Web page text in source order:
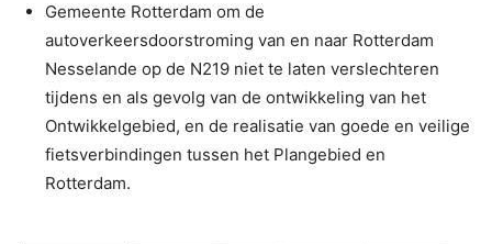
Gemeente Rotterdam om de
autoverkeersdoorstroming van en naar Rotterdam
Nesselande op de N219 niet te laten verslechteren
tijdens en als gevolg van de ontwikkeling van het
Ontwikkelgebied, en de realisatie van goede en veilige
fietsverbindingen tussen het Plangebied en
Rotterdam.